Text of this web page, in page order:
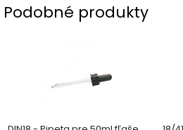
Podobné produkty